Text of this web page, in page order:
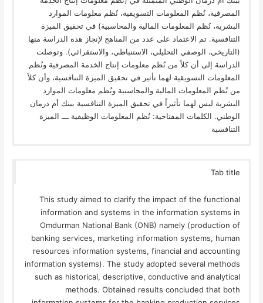
المصرفية، نُظم المعلومات التسويقية، نُظم معلومات الموارد
البشرية، نُظم المعلومات المالية والمحاسبية) في تحقيق الميزة
التنافسية. تم الاعتماد على عدد من المناهج لإنجاز هذه الدراسة منها
(التاريخي، الوصفي التحليلي، الاستنباطي، والاستقرائي). وتوصلت
الدراسة إلى أن كلاً من نُظم معلومات إنتاج الخدمة المصرفية ونُظم
المعلومات التسويقية لهما تأثير في تحقيق الميزة التنافسية، وأن كلاً
من نُظم المعلومات المالية والمحاسبية ونُظم معلومات الموارد
البشرية ليس لهما تأثيراً في تحقيق الميزة التنافسية ببنك أم درمان
الوطني. الكلمات المفتاحية: نُظم المعلومات الوظيفية ـــ الميزة
التنافسية
Tab title
This study aimed to clarify the impact of the functional
information and systems in the information systems in
Omdurman National Bank (ONB) namely (production of
banking services, marketing information systems, human
resources information systems, financial and accounting
information systems). The study adopted several methods
such as historical, descriptive, conductive and analytical
methods. Obtained results concluded that both